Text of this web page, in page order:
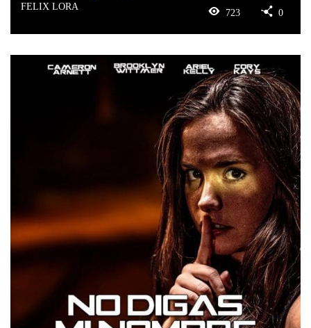
FELIX LORA
723 0